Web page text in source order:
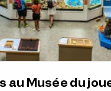
au Musée du